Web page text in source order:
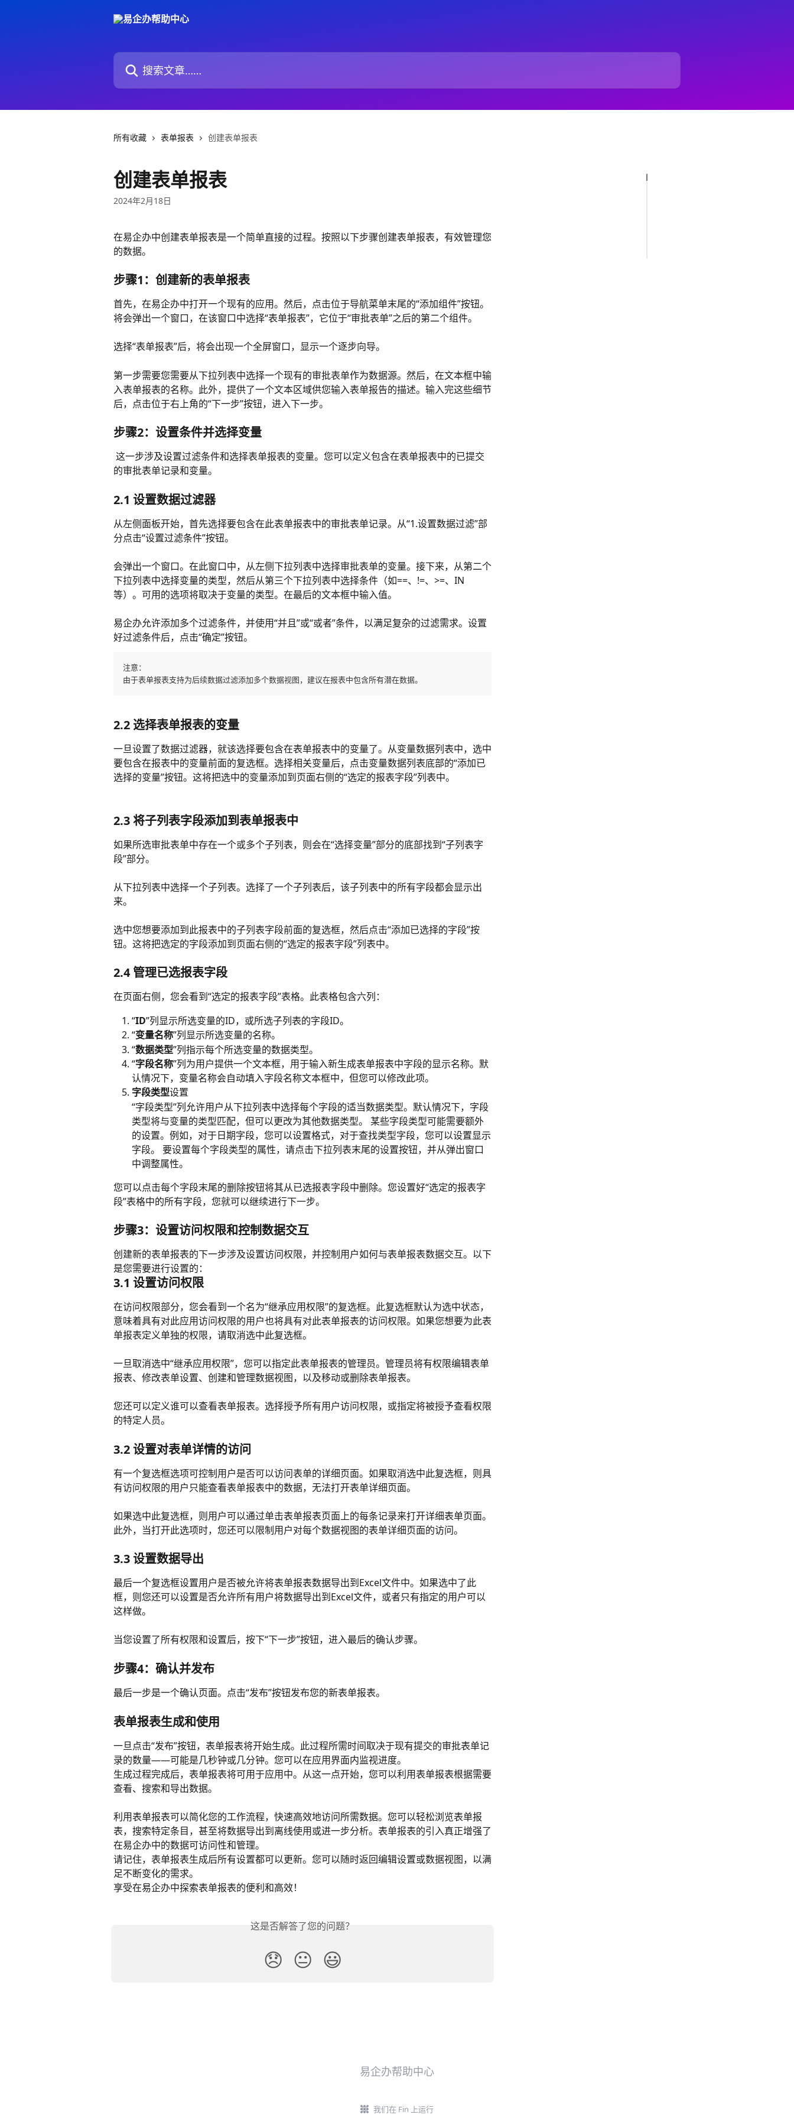
搜索文章……
所有收藏 表单报表 创建表单报表
创建表单报表
2024年2月18日
在易企办中创建表单报表是一个简单直接的过程。按照以下步骤创建表单报表，有效管理您
的数据。
步骤1：创建新的表单报表
首先，在易企办中打开一个现有的应用。然后，点击位于导航菜单末尾的“添加组件”按钮。
将会弹出一个窗口，在该窗口中选择“表单报表”，它位于“审批表单”之后的第二个组件。
选择“表单报表”后，将会出现一个全屏窗口，显示一个逐步向导。
第一步需要您需要从下拉列表中选择一个现有的审批表单作为数据源。然后，在文本框中输
入表单报表的名称。此外，提供了一个文本区域供您输入表单报告的描述。输入完这些细节
后，点击位于右上角的“下一步”按钮，进入下一步。
步骤2：设置条件并选择变量
的审批表单记录和变量。
2.1 设置数据过滤器
从左侧面板开始，首先选择要包含在此表单报表中的审批表单记录。从“1.设置数据过滤”部
分点击“设置过滤条件”按钮。
会弹出一个窗口。在此窗口中，从左侧下拉列表中选择审批表单的变量。接下来，从第二个
下拉列表中选择变量的类型，然后从第三个下拉列表中选择条件（如==、!=、>=、IN
等）。可用的选项将取决于变量的类型。在最后的文本框中输入值。
易企办允许添加多个过滤条件，并使用“并且”或“或者”条件，以满足复杂的过滤需求。设置
好过滤条件后，点击“确定”按钮。
注意：
由于表单报表支持为后续数据过滤添加多个数据视图，建议在报表中包含所有潜在数据。
2.2 选择表单报表的变量
一旦设置了数据过滤器，就该选择要包含在表单报表中的变量了。从变量数据列表中，选中
要包含在报表中的变量前面的复选框。选择相关变量后，点击变量数据列表底部的“添加已
选择的变量”按钮。这将把选中的变量添加到页面右侧的“选定的报表字段”列表中。
2.3 将子列表字段添加到表单报表中
如果所选审批表单中存在一个或多个子列表，则会在“选择变量”部分的底部找到“子列表字
段”部分。
从下拉列表中选择一个子列表。选择了一个子列表后，该子列表中的所有字段都会显示出
来。
选中您想要添加到此报表中的子列表字段前面的复选框，然后点击“添加已选择的字段”按
钮。这将把选定的字段添加到页面右侧的“选定的报表字段”列表中。
2.4 管理已选报表字段
在页面右侧，您会看到“选定的报表字段”表格。此表格包含六列：
“ID”列显示所选变量的ID，或所选子列表的字段ID。
“变量名称”列显示所选变量的名称。
“数据类型”列指示每个所选变量的数据类型。
“字段名称”列为用户提供一个文本框，用于输入新生成表单报表中字段的显示名称。默
认情况下，变量名称会自动填入字段名称文本框中，但您可以修改此项。
字段类型设置
“字段类型”列允许用户从下拉列表中选择每个字段的适当数据类型。默认情况下，字段
类型将与变量的类型匹配，但可以更改为其他数据类型。 某些字段类型可能需要额外
的设置。例如，对于日期字段，您可以设置格式，对于查找类型字段，您可以设置显示
字段。 要设置每个字段类型的属性，请点击下拉列表末尾的设置按钮，并从弹出窗口
中调整属性。
您可以点击每个字段末尾的删除按钮将其从已选报表字段中删除。您设置好“选定的报表字
段”表格中的所有字段，您就可以继续进行下一步。
步骤3：设置访问权限和控制数据交互
创建新的表单报表的下一步涉及设置访问权限，并控制用户如何与表单报表数据交互。以下
是您需要进行设置的：
3.1 设置访问权限
在访问权限部分，您会看到一个名为“继承应用权限”的复选框。此复选框默认为选中状态，
意味着具有对此应用访问权限的用户也将具有对此表单报表的访问权限。如果您想要为此表
单报表定义单独的权限，请取消选中此复选框。
一旦取消选中“继承应用权限”，您可以指定此表单报表的管理员。管理员将有权限编辑表单
报表、修改表单设置、创建和管理数据视图，以及移动或删除表单报表。
您还可以定义谁可以查看表单报表。选择授予所有用户访问权限，或指定将被授予查看权限
的特定人员。
3.2 设置对表单详情的访问
有一个复选框选项可控制用户是否可以访问表单的详细页面。如果取消选中此复选框，则具
有访问权限的用户只能查看表单报表中的数据，无法打开表单详细页面。
如果选中此复选框，则用户可以通过单击表单报表页面上的每条记录来打开详细表单页面。
此外，当打开此选项时，您还可以限制用户对每个数据视图的表单详细页面的访问。
3.3 设置数据导出
最后一个复选框设置用户是否被允许将表单报表数据导出到Excel文件中。如果选中了此
框，则您还可以设置是否允许所有用户将数据导出到Excel文件，或者只有指定的用户可以
这样做。
当您设置了所有权限和设置后，按下“下一步”按钮，进入最后的确认步骤。
步骤4：确认并发布
最后一步是一个确认页面。点击“发布”按钮发布您的新表单报表。
表单报表生成和使用
一旦点击“发布”按钮，表单报表将开始生成。此过程所需时间取决于现有提交的审批表单记
录的数量——可能是几秒钟或几分钟。您可以在应用界面内监视进度。
生成过程完成后，表单报表将可用于应用中。从这一点开始，您可以利用表单报表根据需要
查看、搜索和导出数据。
利用表单报表可以简化您的工作流程，快速高效地访问所需数据。您可以轻松浏览表单报
表，搜索特定条目，甚至将数据导出到离线使用或进一步分析。表单报表的引入真正增强了
在易企办中的数据可访问性和管理。
请记住，表单报表生成后所有设置都可以更新。您可以随时返回编辑设置或数据视图，以满
足不断变化的需求。
享受在易企办中探索表单报表的便利和高效！
这是否解答了您的问题？
😞 😐 😃
易企办帮助中心
我们在 Fin 上运行